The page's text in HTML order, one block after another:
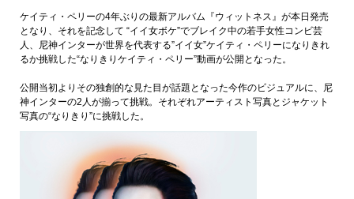
ケイティ・ペリーの4年ぶりの最新アルバム『ウィットネス』が本日発売
となり、それを記念して “イイ女ボケ”でブレイク中の若手女性コンビ芸
人、尼神インターが世界を代表する”イイ女”ケイティ・ペリーになりきれ
るか挑戦した“なりきりケイティ・ペリー”動画が公開となった。
公開当初よりその独創的な見た目が話題となった今作のビジュアルに、尼
神インターの2人が揃って挑戦。それぞれアーティスト写真とジャケット
写真の“なりきり”に挑戦した。